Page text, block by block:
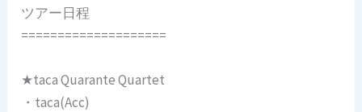
ツアー日程
====================
★taca Quarante Quartet
・taca(Acc)